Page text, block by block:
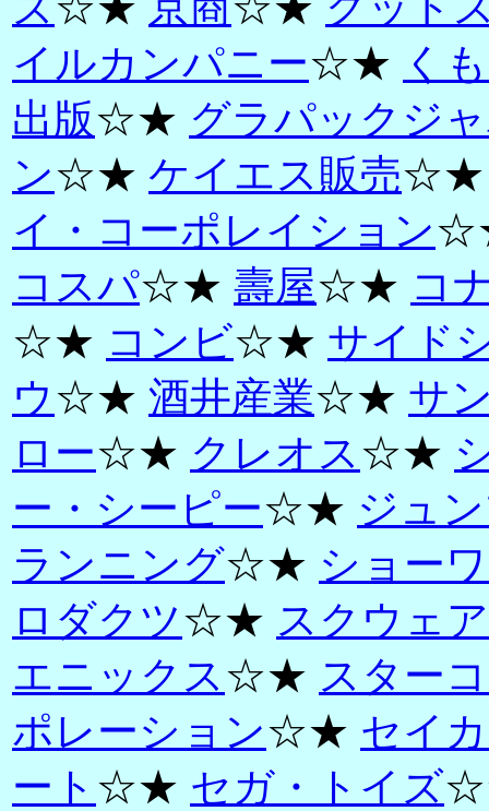
イルカンパニー☆★ く
出版☆★ グラパックジ
ン☆★ ケイエス販売
イ・コーポレイション
コスパ☆★ 壽屋☆★ コ
☆★ コンビ☆★ サイド
ウ☆★ 酒井産業☆★ サ
ロー☆★ クレオス☆★
ー・シーピー☆★ ジュ
ランニング☆★ ショー
ロダクツ☆★ スクウェ
エニックス☆★ スター
ポレーション☆★ セイ
ート ☆★ セガ・トイズ